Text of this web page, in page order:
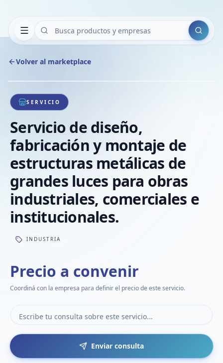
Buscar
Volver al marketplace
1/1
SERVICIO
Servicio de diseño,
fabricación y montaje de
estructuras metálicas de
grandes luces para obras
industriales, comerciales e
institucionales.
INDUSTRIA
Precio a convenir
Coordiná con la empresa para definir el precio de este servicio.
Enviar consulta